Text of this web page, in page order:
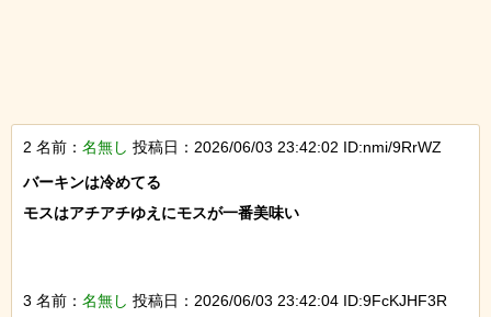
2 名前： 名無し 投稿日：2026/06/03 23:42:02 ID:nmi/9RrWZ
バーキンは冷めてる
モスはアチアチゆえにモスが一番美味い
3 名前： 名無し 投稿日：2026/06/03 23:42:04 ID:9FcKJHF3R